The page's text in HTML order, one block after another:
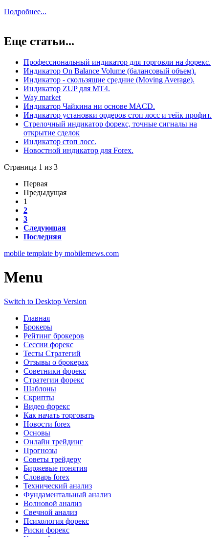
Подробнее...
Еще статьи...
Профессиональный индикатор для торговли на форекс.
Индикатор On Balance Volume (балансовый объем).
Индикатор - скользящие средние (Moving Average).
Индикатор ZUP для МТ4.
Way market
Индикатор Чайкина ни основе MACD.
Индикатор установки ордеров стоп лосс и тейк профит.
Стрелочный индикатор форекс, точные сигналы на
открытие сделок
Индикатор стоп лосс.
Новостной индикатор для Forex.
Страница 1 из 3
Первая
Предыдущая
1
2
3
Следующая
Последняя
mobile template by mobilemews.com
Menu
Switch to Desktop Version
Главная
Брокеры
Рейтинг брокеров
Сессии форекс
Тесты Стратегий
Отзывы о брокерах
Советники форекс
Стратегии форекс
Шаблоны
Скрипты
Видео форекс
Как начать торговать
Новости forex
Основы
Онлайн трейдинг
Прогнозы
Советы трейдеру
Биржевые понятия
Словарь forex
Технический анализ
Фундаментальный анализ
Волновой анализ
Свечной анализ
Психология форекс
Риски форекс